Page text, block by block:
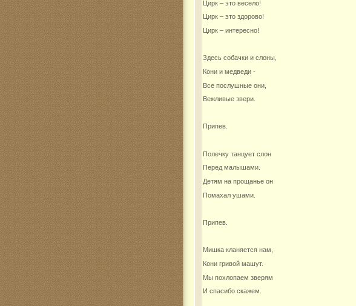
Цирк – это весело!
Цирк – это здорово!
Цирк – интересно!
Здесь собачки и слоны,
Кони и медведи -
Все послушные они,
Вежливые звери.
Припев.
Полечку танцует слон
Перед малышами.
Детям на прощанье он
Помахал ушами.
Припев.
Мишка кланяется нам,
Кони гривой машут.
Мы похлопаем зверям
И спасибо скажем.